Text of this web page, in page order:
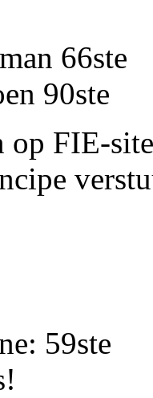
66ste
90ste
op FIE-
59ste